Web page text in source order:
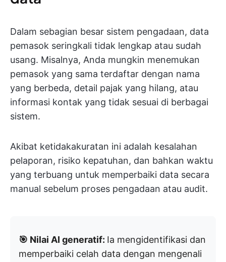
Dalam sebagian besar sistem pengadaan, data
pemasok seringkali tidak lengkap atau sudah
usang. Misalnya, Anda mungkin menemukan
pemasok yang sama terdaftar dengan nama
yang berbeda, detail pajak yang hilang, atau
informasi kontak yang tidak sesuai di berbagai
sistem.
Akibat ketidakakuratan ini adalah kesalahan
pelaporan, risiko kepatuhan, dan bahkan waktu
yang terbuang untuk memperbaiki data secara
manual sebelum proses pengadaan atau audit.
🎯 Nilai AI generatif: Ia mengidentifikasi dan
memperbaiki celah data dengan mengenali